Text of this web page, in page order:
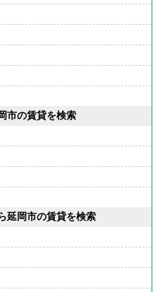
市の賃貸を検索
延岡市の賃貸を検索